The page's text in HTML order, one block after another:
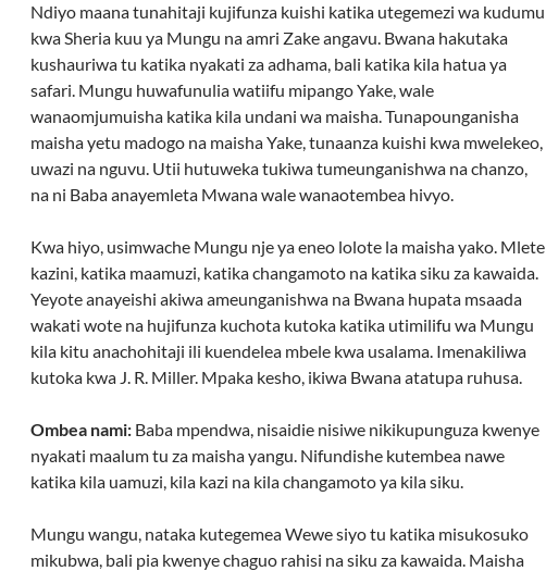
Ndiyo maana tunahitaji kujifunza kuishi katika utegemezi wa kudumu
kwa Sheria kuu ya Mungu na amri Zake angavu. Bwana hakutaka
kushauriwa tu katika nyakati za adhama, bali katika kila hatua ya
safari. Mungu huwafunulia watiifu mipango Yake, wale
wanaomjumuisha katika kila undani wa maisha. Tunapounganisha
maisha yetu madogo na maisha Yake, tunaanza kuishi kwa mwelekeo,
uwazi na nguvu. Utii hutuweka tukiwa tumeunganishwa na chanzo,
na ni Baba anayemleta Mwana wale wanaotembea hivyo.
Kwa hiyo, usimwache Mungu nje ya eneo lolote la maisha yako. Mlete
kazini, katika maamuzi, katika changamoto na katika siku za kawaida.
Yeyote anayeishi akiwa ameunganishwa na Bwana hupata msaada
wakati wote na hujifunza kuchota kutoka katika utimilifu wa Mungu
kila kitu anachohitaji ili kuendelea mbele kwa usalama. Imenakiliwa
kutoka kwa J. R. Miller. Mpaka kesho, ikiwa Bwana atatupa ruhusa.
Ombea nami: Baba mpendwa, nisaidie nisiwe nikikupunguza kwenye
nyakati maalum tu za maisha yangu. Nifundishe kutembea nawe
katika kila uamuzi, kila kazi na kila changamoto ya kila siku.
Mungu wangu, nataka kutegemea Wewe siyo tu katika misukosuko
mikubwa, bali pia kwenye chaguo rahisi na siku za kawaida. Maisha